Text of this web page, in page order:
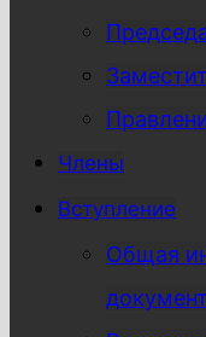
Члены
Вступление
Общая